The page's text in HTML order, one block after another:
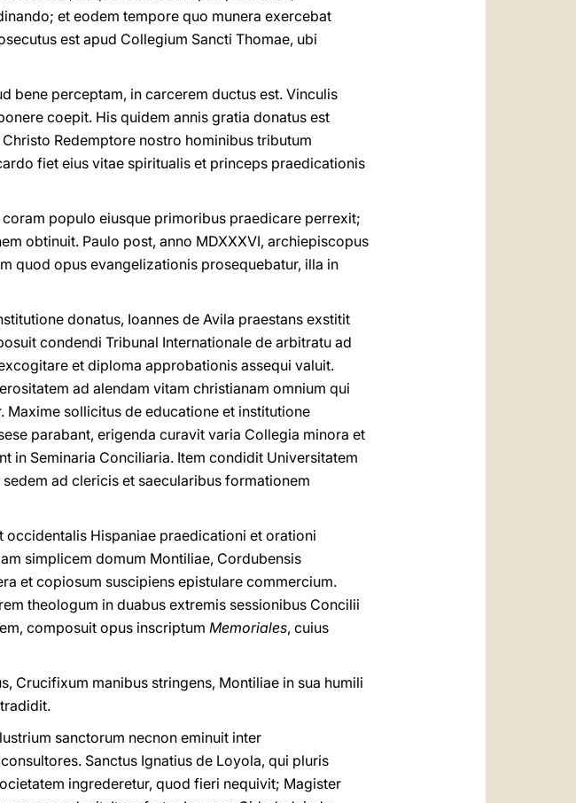
et eodem tempore quo munera exercebat
est apud Collegium Sancti Thomae, ubi
bene perceptam, in carcerem ductus est. Vinculis
coepit. His quidem annis gratia donatus est
Redemptore nostro hominibus tributum
fiet eius vitae spiritualis et princeps praedicationis
populo eiusque primoribus praedicare perrexit;
obtinuit. Paulo post, anno MDXXXVI, archiepiscopus
quod opus evangelizationis prosequebatur, illa in
donatus, Ioannes de Avila praestans exstitit
condendi Tribunal Internationale de arbitratu ad
et diploma approbationis assequi valuit.
ad alendam vitam christianam omnium qui
Maxime sollicitus de educatione et institutione
parabant, erigenda curavit varia Collegia minora et
in Seminaria Conciliaria. Item condidit Universitatem
ad clericis et saecularibus formationem
occidentalis Hispaniae praedicationi et orationi
simplicem domum Montiliae, Cordubensis
et copiosum suscipiens epistulare commercium.
theologum in duabus extremis sessionibus Concilii
composuit opus inscriptum Memoriales, cuius
Crucifixum manibus stringens, Montiliae in sua humili
sanctorum necnon eminuit inter
Sanctus Ignatius de Loyola, qui pluris
ingrederetur, quod fieri nequivit; Magister